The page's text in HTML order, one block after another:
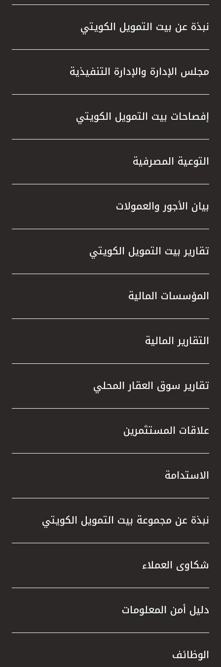
المصرفية،وخدمة KFHonline، وأجهزة الصرف
الآلي والاستفادة من الفرص المميزة التي
توفرها، والتي تمنحهم إمكانية الفوز بجوائز قيّمة
في السحوبات المقبلة ، إلى جانب المزايا
وخدماته المصرفية والتي تلبي تطلعاتهم وتعزز
نبذة عن بيت التمويل الكويتي
مجلس الإدارة والإدارة التنفيذية
إفصاحات بيت التمويل الكويتي
التوعية المصرفية
بيان الأجور والعمولات
تقارير بيت التمويل الكويتي
المؤسسات المالية
التقارير المالية
تقارير سوق العقار المحلي
علاقات المستثمرين
الاستدامة
نبذة عن مجموعة بيت التمويل الكويتي
شكاوى العملاء
دليل أمن المعلومات
الوظائف